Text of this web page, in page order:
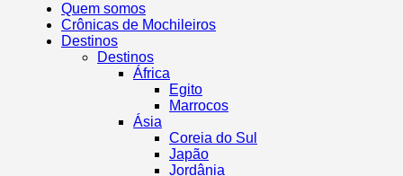
Quem somos
Crônicas de Mochileiros
Destinos
Destinos
África
Egito
Marrocos
Ásia
Coreia do Sul
Japão
Jordânia